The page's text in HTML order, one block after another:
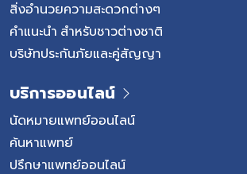
สิ่งอำนวยความสะดวกต่างๆ
คำแนะนำ สำหรับชาวต่างชาติ
บริษัทประกันภัยและคู่สัญญา
บริการออนไลน์
นัดหมายแพทย์ออนไลน์
ค้นหาแพทย์
ปรึกษาแพทย์ออนไลน์